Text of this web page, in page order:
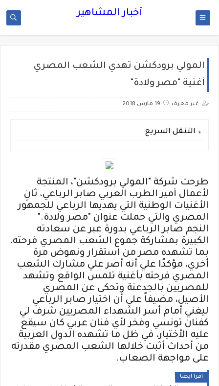
أخبار المشاهير
المولي برودكشن تهدي الشعب المصري
أغنية "مصر ولادة"
غير معرف 19 مارس 2018
التنقل السريع
طرحت شركة "المولي برودكشن"، المنتجة
لأعمال أمير الطرب العربي صابر الرباعي، ثانِ
الأغنيات الوطنية التي يهديها الرباعي للجمهور
المصري والتي حملت عنوان "مصر ولادة".
النجم صابر الرباعي بدورة عبر عن سعادته
الكبيرة بمشاركة جموع الشعب المصري فرحته،
بما تشهده مصر من استقرار ونهوض مرة
أخري، مؤكدًا علي أنه أصر علي مشارك الشعب
المصري فرحته بأغنية تلمس الواقع وتشهد
للمصريين بالجدعنة وتحكى عن المصري
الأصيل، مضيفاً علي أن اختيار صابر الرباعي
ليغني أمام أسر الشهداء المصريين شرف لي
كفنان تونسي وفخر لأي فنان عربي كان سيقع
عليه الأختيار، في ظل ما تشهده الدول العربية
من أحداث أثبت خلالها الشعب المصري مقدرته
على مواجهة الصعاب.
اقرا ايضا